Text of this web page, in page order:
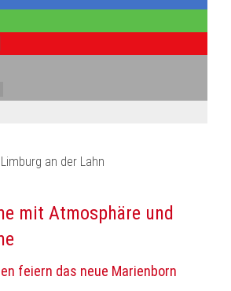
mit Atmosphäre und
feiern das neue Marienborn